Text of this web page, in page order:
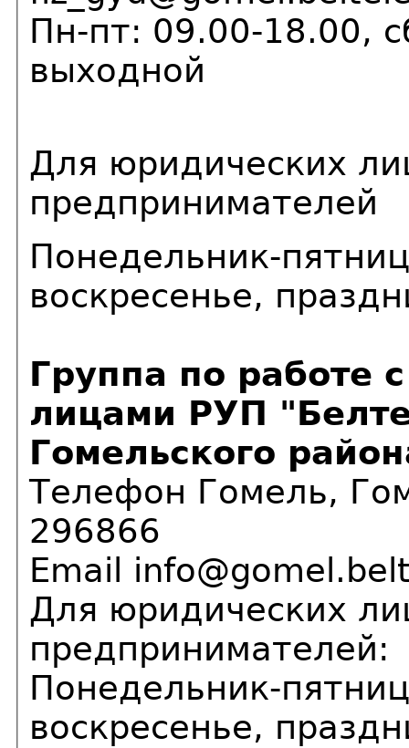
Пн-пт: 09.00-18.00,
выходной
Для юридических
предпринимателей
Понедельник-
воскресенье,
Группа по работе
лицами РУП
Гомельского
Телефон Гомель,
296866
Email
Для юридических
предпринимателей:
Понедельник-
воскресенье,